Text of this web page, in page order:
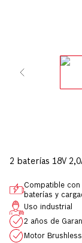
2 baterías 18V
Compatible con
baterías y
Uso industrial
2 años de
Motor Brushless